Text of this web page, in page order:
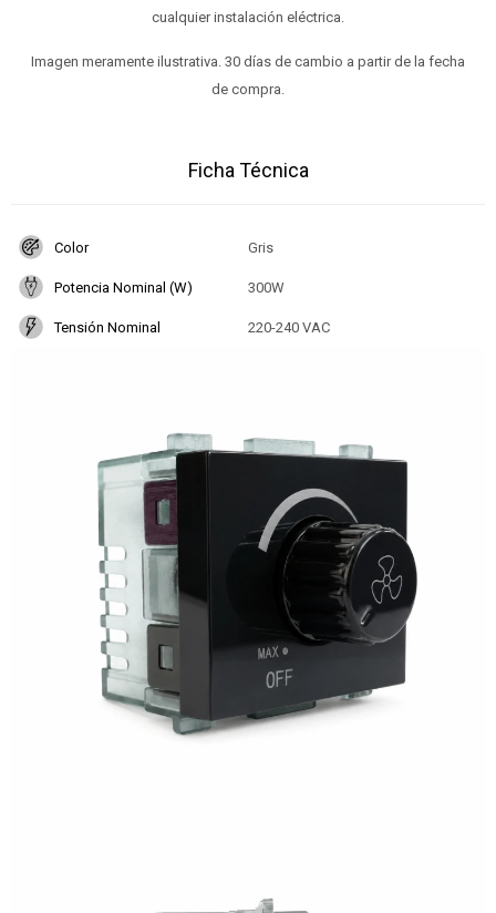
cualquier instalación eléctrica.
Imagen meramente ilustrativa. 30 días de cambio a partir de la fecha
de compra.
Ficha Técnica
Color Gris
Potencia Nominal (W) 300W
Tensión Nominal 220-240 VAC